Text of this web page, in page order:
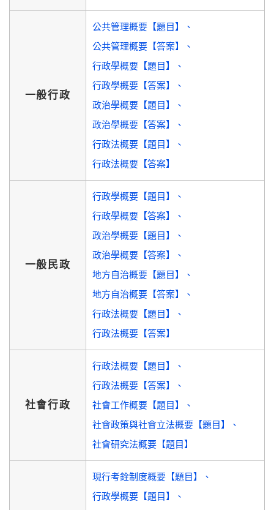
一般行政
公共管理概要【題目】
公共管理概要【答案】
行政學概要【題目】
行政學概要【答案】
政治學概要【題目】
政治學概要【答案】
行政法概要【題目】
行政法概要【答案】
一般民政
行政學概要【題目】
行政學概要【答案】
政治學概要【題目】
政治學概要【答案】
地方自治概要【題目】
地方自治概要【答案】
行政法概要【題目】
行政法概要【答案】
社會行政
行政法概要【題目】
行政法概要【答案】
社會工作概要【題目】
社會政策與社會立法概要【題目】
社會研究法概要【題目】
現行考銓制度概要【題目】
行政學概要【題目】